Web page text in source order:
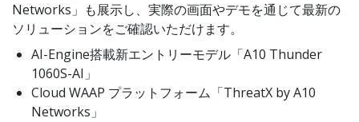
Networks」も展示し、実際の画面やデモを通じて最新の
ソリューションをご確認いただけます。
AI-Engine搭載新エントリーモデル「A10 Thunder
1060S-AI」
Cloud WAAP プラットフォーム「ThreatX by A10
Networks」